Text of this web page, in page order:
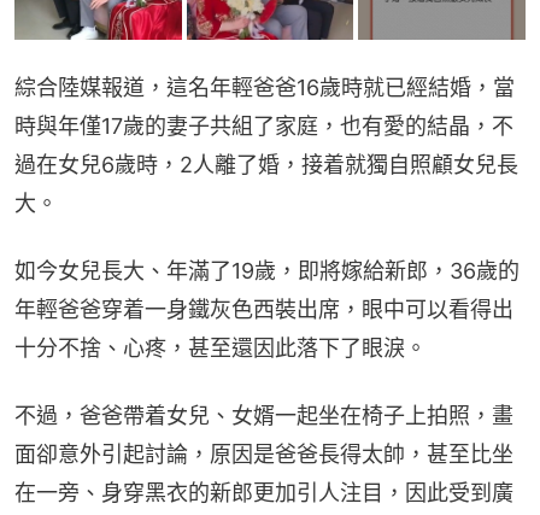
綜合陸媒報道，這名年輕爸爸16歲時就已經結婚，當
時與年僅17歲的妻子共組了家庭，也有愛的結晶，不
過在女兒6歲時，2人離了婚，接着就獨自照顧女兒長
大。
如今女兒長大、年滿了19歲，即將嫁給新郎，36歲的
年輕爸爸穿着一身鐵灰色西裝出席，眼中可以看得出
十分不捨、心疼，甚至還因此落下了眼淚。
不過，爸爸帶着女兒、女婿一起坐在椅子上拍照，畫
面卻意外引起討論，原因是爸爸長得太帥，甚至比坐
在一旁、身穿黑衣的新郎更加引人注目，因此受到廣